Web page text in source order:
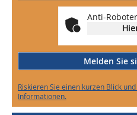
Anti-
Melden Sie
Riskieren Sie einen kurzen Blick
Informationen.